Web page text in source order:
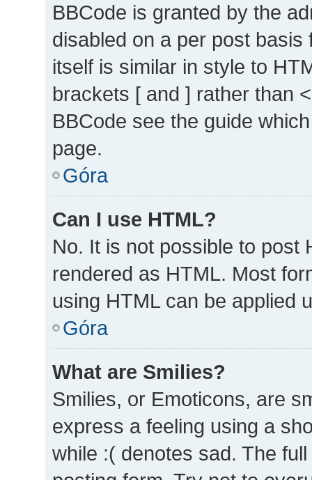
BBCode is granted by the
disabled on a per post
itself is similar in style to
brackets [ and ] rather than
BBCode see the guide
page.
Góra
Can I use HTML?
No. It is not possible to post
rendered as HTML. Most
using HTML can be applied
Góra
What are Smilies?
Smilies, or Emoticons, are
express a feeling using a
while :( denotes sad. The